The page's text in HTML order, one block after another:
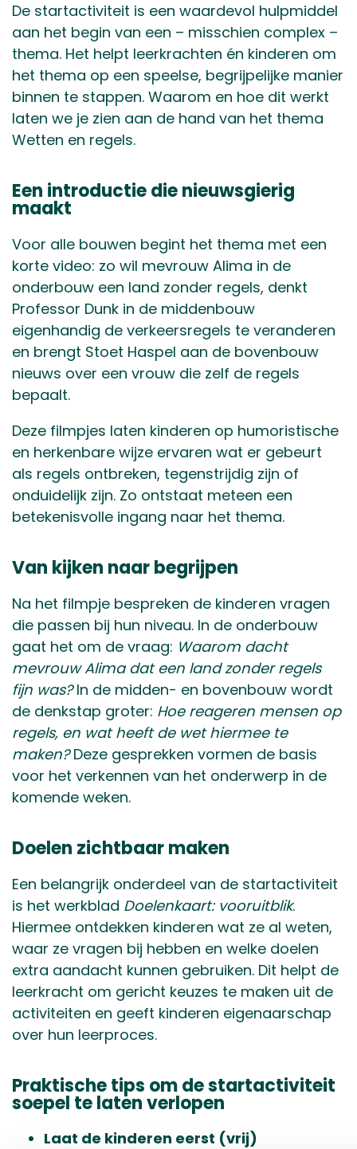
De startactiviteit is een waardevol hulpmiddel
aan het begin van een – misschien complex –
thema. Het helpt leerkrachten én kinderen om
het thema op een speelse, begrijpelijke manier
binnen te stappen. Waarom en hoe dit werkt
laten we je zien aan de hand van het thema
Wetten en regels.
Een introductie die nieuwsgierig
maakt
Voor alle bouwen begint het thema met een
korte video: zo wil mevrouw Alima in de
onderbouw een land zonder regels, denkt
Professor Dunk in de middenbouw
eigenhandig de verkeersregels te veranderen
en brengt Stoet Haspel aan de bovenbouw
nieuws over een vrouw die zelf de regels
bepaalt.
Deze filmpjes laten kinderen op humoristische
en herkenbare wijze ervaren wat er gebeurt
als regels ontbreken, tegenstrijdig zijn of
onduidelijk zijn. Zo ontstaat meteen een
betekenisvolle ingang naar het thema.
Van kijken naar begrijpen
Na het filmpje bespreken de kinderen vragen
die passen bij hun niveau. In de onderbouw
gaat het om de vraag: Waarom dacht
mevrouw Alima dat een land zonder regels
fijn was?In de midden- en bovenbouw wordt
de denkstap groter: Hoe reageren mensen op
regels, en wat heeft de wet hiermee te
maken?Deze gesprekken vormen de basis
voor het verkennen van het onderwerp in de
komende weken.
Doelen zichtbaar maken
Een belangrijk onderdeel van de startactiviteit
is het werkblad Doelenkaart: vooruitblik.
Hiermee ontdekken kinderen wat ze al weten,
waar ze vragen bij hebben en welke doelen
extra aandacht kunnen gebruiken. Dit helpt de
leerkracht om gericht keuzes te maken uit de
activiteiten en geeft kinderen eigenaarschap
over hun leerproces.
Praktische tips om de startactiviteit
soepel te laten verlopen
Laat de kinderen eerst (vrij)